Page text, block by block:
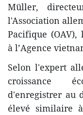
Müller,
l'Association
Pacifique (OAV),
à l’Agence
Selon l'expert
croissance
d'enregistrer au
élevé similaire